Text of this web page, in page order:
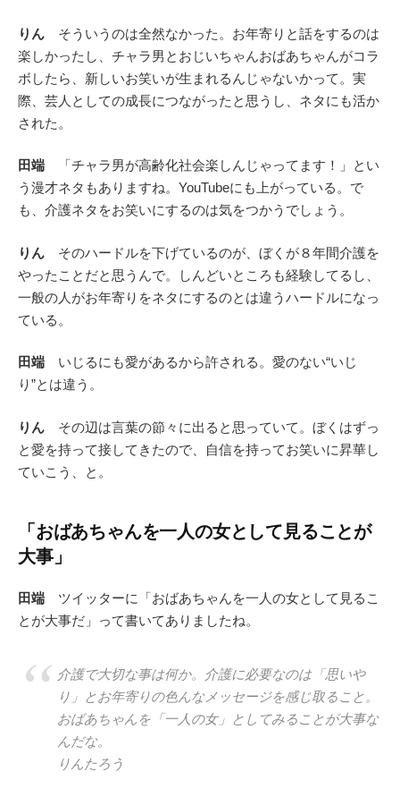
りん そういうのは全然なかった。お年寄りと話をするのは
楽しかったし、チャラ男とおじいちゃんおばあちゃんがコラ
ボしたら、新しいお笑いが生まれるんじゃないかって。実
際、芸人としての成長につながったと思うし、ネタにも活か
された。
田端 「チャラ男が高齢化社会楽しんじゃってます！」とい
う漫才ネタもありますね。YouTubeにも上がっている。で
も、介護ネタをお笑いにするのは気をつかうでしょう。
りん そのハードルを下げているのが、ぼくが８年間介護を
やったことだと思うんで。しんどいところも経験してるし、
一般の人がお年寄りをネタにするのとは違うハードルになっ
ている。
田端 いじるにも愛があるから許される。愛のない“いじ
り”とは違う。
りん その辺は言葉の節々に出ると思っていて。ぼくはずっ
と愛を持って接してきたので、自信を持ってお笑いに昇華し
ていこう、と。
「おばあちゃんを一人の女として見ることが
大事」
田端 ツイッターに「おばあちゃんを一人の女として見るこ
とが大事だ」って書いてありましたね。
介護で大切な事は何か。介護に必要なのは「思いや
り」とお年寄りの色んなメッセージを感じ取ること。
おばあちゃんを「一人の女」としてみることが大事な
んだな。
りんたろう